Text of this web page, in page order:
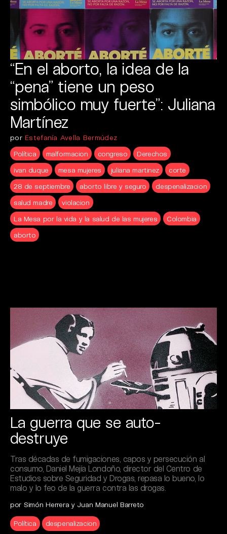
“En el aborto, la idea de la
“pena” tiene un peso
simbólico muy fuerte”: Juliana
Martínez
porEstefanía Avella Bermúdez
Política
malformacion congreso
Derechos
ivan duque
mesa mujeres juliana martinez
corte
28 de septiembre
aborto libre y seguro
despenalizacion
salud madre
violacion
La Mesa por la vida y la salud de las mujeres
Colombia
aborto
La guerra que se auto-
destruye
Tras décadas de fumigaciones, capos y persecución al
consumo, Daniel Mejía Londoño, director del Centro de
Estudios sobre Seguridad y Drogas, repasa lo bueno, lo
malo y lo feo de la guerra contra las drogas.
por Simón Herrera y Juan Manuel Barreto
Política despenalizacion